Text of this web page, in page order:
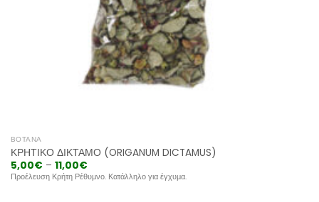
ΒΌΤΑΝΑ
ΚΡΗΤΙΚΌ ΔΊΚΤΑΜΟ (ORIGANUM DICTAMUS)
5,00€– 11,00€
Προέλευση Κρήτη Ρέθυμνο. Κατάλληλο για έγχυμα.